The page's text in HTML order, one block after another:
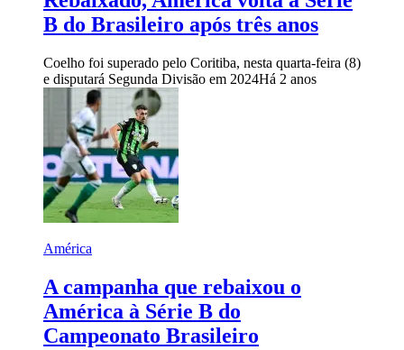
B do Brasileiro após três anos
Coelho foi superado pelo Coritiba, nesta quarta-feira (8)
e disputará Segunda Divisão em 2024Há 2 anos
América
A campanha que rebaixou o
América à Série B do
Campeonato Brasileiro